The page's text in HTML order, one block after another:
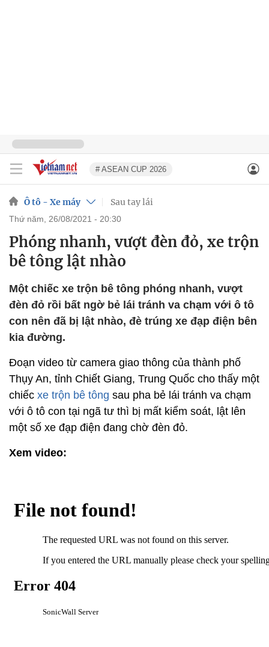
# ASEAN CUP 2026
Ô tô - Xe máy Sau tay lái
thứ năm, 26/08/2021 - 20:30
Phóng nhanh, vượt đèn đỏ, xe trộn
bê tông lật nhào
Một chiếc xe trộn bê tông phóng nhanh, vượt
đèn đỏ rồi bất ngờ bẻ lái tránh va chạm với ô tô
con nên đã bị lật nhào, đè trúng xe đạp điện bên
kia đường.
Đoạn video từ camera giao thông của thành phố
Thụy An, tỉnh Chiết Giang, Trung Quốc cho thấy một
chiếc xe trộn bê tông sau pha bẻ lái tránh va chạm
với ô tô con tại ngã tư thì bị mất kiểm soát, lật lên
một số xe đạp điện đang chờ đèn đỏ.
Xem video: